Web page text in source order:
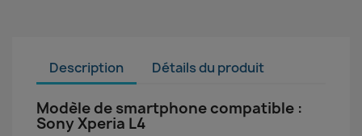
Description Détails du produit
Modèle de smartphone compatible :
Sony Xperia L4